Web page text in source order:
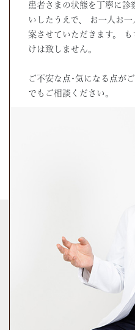
患者さまの状態を丁寧に診
いしたうえで、
お一人お
案させていただきます。
も
けは致しません。
ご不安な点･気になる点が
でもご相談ください。